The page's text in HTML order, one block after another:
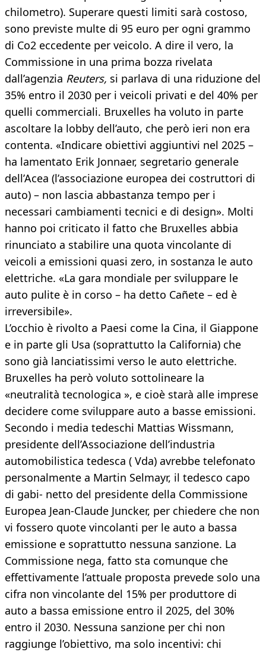
chilometro). Superare questi limiti sarà costoso,
sono previste multe di 95 euro per ogni grammo
di Co2 eccedente per veicolo. A dire il vero, la
Commissione in una prima bozza rivelata
dall’agenzia Reuters, si parlava di una riduzione del
35% entro il 2030 per i veicoli privati e del 40% per
quelli commerciali. Bruxelles ha voluto in parte
ascoltare la lobby dell’auto, che però ieri non era
contenta. «Indicare obiettivi aggiuntivi nel 2025 –
ha lamentato Erik Jonnaer, segretario generale
dell’Acea (l’associazione europea dei costruttori di
auto) – non lascia abbastanza tempo per i
necessari cambiamenti tecnici e di design». Molti
hanno poi criticato il fatto che Bruxelles abbia
rinunciato a stabilire una quota vincolante di
veicoli a emissioni quasi zero, in sostanza le auto
elettriche. «La gara mondiale per sviluppare le
auto pulite è in corso – ha detto Cañete – ed è
irreversibile».
L’occhio è rivolto a Paesi come la Cina, il Giappone
e in parte gli Usa (soprattutto la California) che
sono già lanciatissimi verso le auto elettriche.
Bruxelles ha però voluto sottolineare la
«neutralità tecnologica », e cioè starà alle imprese
decidere come sviluppare auto a basse emissioni.
Secondo i media tedeschi Mattias Wissmann,
presidente dell’Associazione dell’industria
automobilistica tedesca ( Vda) avrebbe telefonato
personalmente a Martin Selmayr, il tedesco capo
di gabi- netto del presidente della Commissione
Europea Jean-Claude Juncker, per chiedere che non
vi fossero quote vincolanti per le auto a bassa
emissione e soprattutto nessuna sanzione. La
Commissione nega, fatto sta comunque che
effettivamente l’attuale proposta prevede solo una
cifra non vincolante del 15% per produttore di
auto a bassa emissione entro il 2025, del 30%
entro il 2030. Nessuna sanzione per chi non
raggiunge l’obiettivo, ma solo incentivi: chi